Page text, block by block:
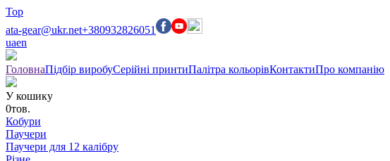
Top
ata-gear@ukr.net+380932826051
uaen
ГоловнаПідбір виробуСерійні принтиПалітра кольорівКонтактиПро компанію
У кошику
0тов.
Кобури
Паучери
Паучери для 12 калібру